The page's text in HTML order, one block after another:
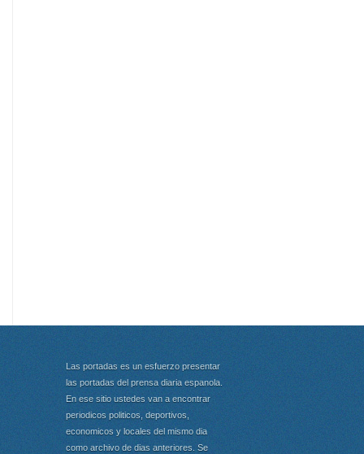
Las portadas es un esfuerzo presentar
las portadas del prensa diaria espanola.
En ese sitio ustedes van a encontrar
periodicos politicos, deportivos,
economicos y locales del mismo dia
como archivo de dias anteriores. Se